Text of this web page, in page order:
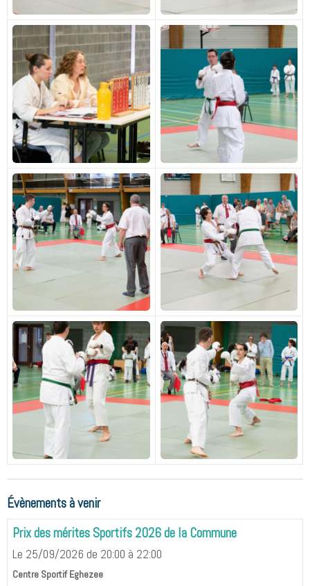
Évènements à venir
Prix des mérites Sportifs 2026 de la Commune
Le 25/09/2026 de 20:00 à 22:00
Centre Sportif Eghezee